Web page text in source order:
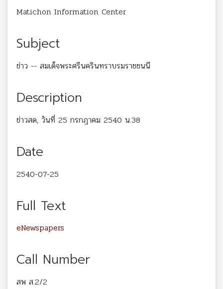
Matichon Information Center
Subject
ข่าว -- สมเด็จพระศรีนครินทราบรมราชชนนี
Description
ข่าวสด, วันที่ 25 กรกฎาคม 2540 น.38
Date
2540-07-25
Full Text
eNewspapers
Call Number
สพ ส.2/2